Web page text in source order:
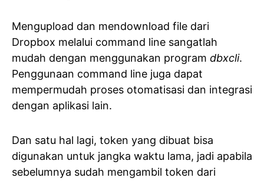
Mengupload dan mendownload file dari
Dropbox melalui command line sangatlah
mudah dengan menggunakan program dbxcli.
Penggunaan command line juga dapat
mempermudah proses otomatisasi dan integrasi
dengan aplikasi lain.
Dan satu hal lagi, token yang dibuat bisa
digunakan untuk jangka waktu lama, jadi apabila
sebelumnya sudah mengambil token dari